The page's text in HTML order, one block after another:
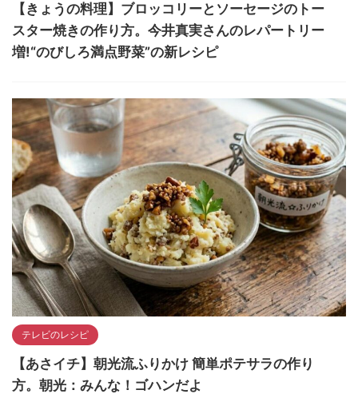
【きょうの料理】ブロッコリーとソーセージのトー
スター焼きの作り方。今井真実さんのレパートリー
増!“のびしろ満点野菜”の新レシピ
テレビのレシピ
【あさイチ】朝光流ふりかけ 簡単ポテサラの作り
方。朝光：みんな！ゴハンだよ